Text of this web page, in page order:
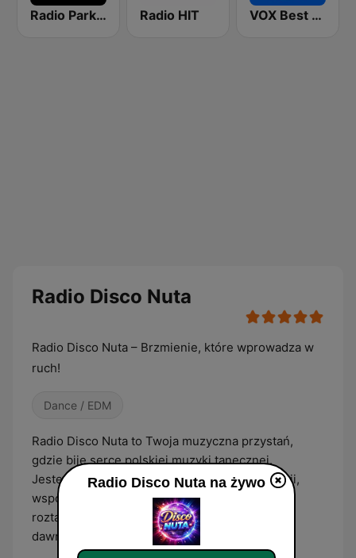
Radio Park FM 93.9 Radio HIT VOX Best Lista
Radio Disco Nuta
Radio Disco Nuta – Brzmienie, które wprowadza w
ruch!
Dance / EDM
Radio Disco Nuta to Twoja muzyczna przystań,
gdzie bije serce polskiej muzyki tanecznej.
Jesteśmy stacją radiową, która powstała z pasji,
wspomnień i rytmu – dla tych, którzy kochają
roztańczone melodie, żywe refreny i klimat
dawnych imprez, które trwały do białego rana.
Radio Disco Nuta na żywo